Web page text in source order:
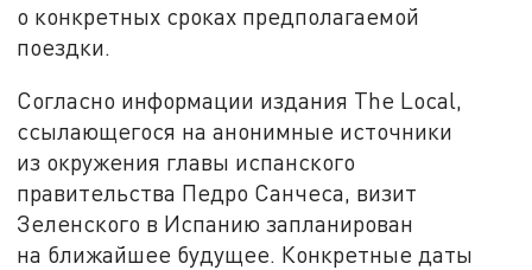
о конкретных сроках предполагаемой
поездки.
Согласно информации издания The Local,
ссылающегося на анонимные источники
из окружения главы испанского
правительства Педро Санчеса, визит
Зеленского в Испанию запланирован
на ближайшее будущее. Конкретные даты